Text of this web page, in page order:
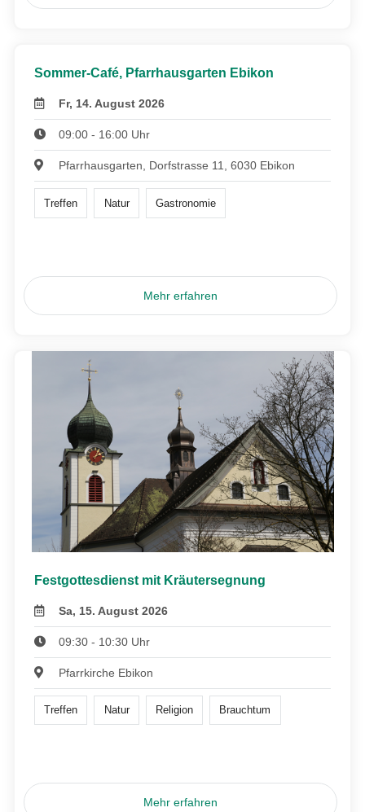
Sommer-Café, Pfarrhausgarten Ebikon
Fr, 14. August 2026
09:00 - 16:00 Uhr
Pfarrhausgarten, Dorfstrasse 11, 6030 Ebikon
Treffen Natur Gastronomie
Mehr erfahren
Festgottesdienst mit Kräutersegnung
Sa, 15. August 2026
09:30 - 10:30 Uhr
Pfarrkirche Ebikon
Treffen Natur Religion Brauchtum
Mehr erfahren